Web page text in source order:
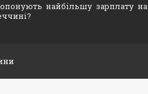
найбільшу зарплату на